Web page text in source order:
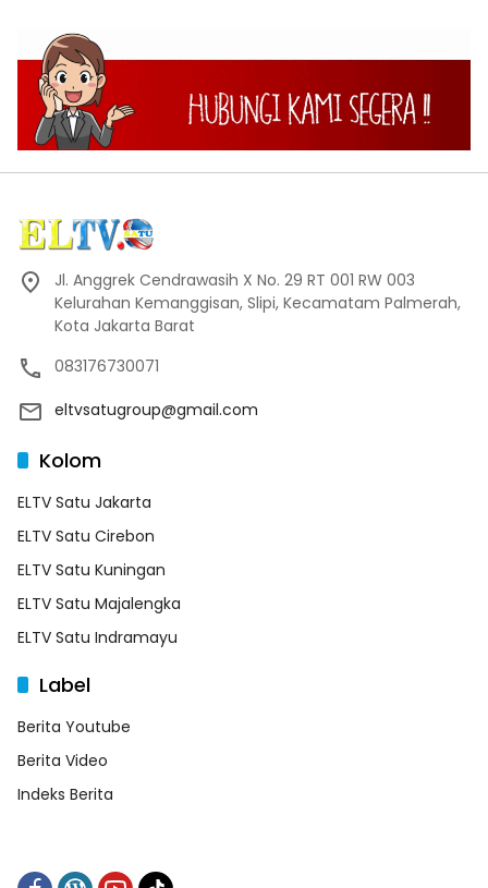
Jl. Anggrek Cendrawasih X No. 29 RT 001 RW 003
Kelurahan Kemanggisan, Slipi, Kecamatam Palmerah,
Kota Jakarta Barat
083176730071
eltvsatugroup@gmail.com
Kolom
ELTV Satu Jakarta
ELTV Satu Cirebon
ELTV Satu Kuningan
ELTV Satu Majalengka
ELTV Satu Indramayu
Label
Berita Youtube
Berita Video
Indeks Berita